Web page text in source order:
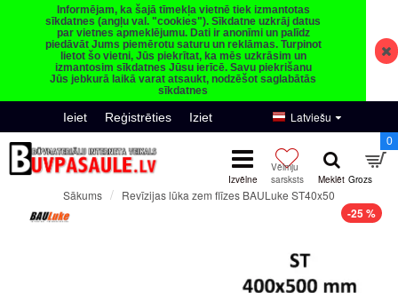
Informējam, ka šajā tīmekļa vietnē tiek izmantotas
sīkdatnes (angļu val. "cookies"). Sīkdatne uzkrāj datus
par vietnes apmeklējumu. Dati ir anonīmi un palīdz
piedāvāt Jums piemērotu saturu un reklāmas. Turpinot
lietot šo vietni, Jūs piekrītat, ka mēs uzkrāsim un
izmantosim sīkdatnes Jūsu ierīcē. Savu piekrišanu
Jūs jebkurā laikā varat atsaukt, nodzēšot saglabātās
sīkdatnes
Ieiet Reģistrēties Iziet Latviešu
0
Sākums Revīzijas lūka zem flīzes BAULuke ST40x50
-25 %